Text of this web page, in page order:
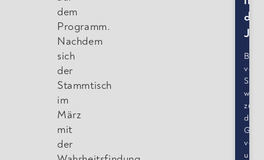
dem
Programm.
Nachdem
sich
der
Stammtisch
im
März
mit
der
der
Beim
die
von